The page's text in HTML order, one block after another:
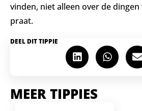
vinden, niet alleen over de
praat.
DEEL DIT TIPPIE
MEER TIPPIES